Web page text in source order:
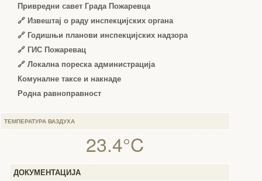
Привредни савет Града Пожаревца
🔗 Извештај о раду инспекцијских органа
🔗 Годишњи планови инспекцијских надзора
🔗 ГИС Пожаревац
🔗 Локална пореска администрација
Комуналне таксе и накнаде
Родна равноправност
ТЕМПЕРАТУРА ВАЗДУХА
23.4°C
ДОКУМЕНТАЦИЈА